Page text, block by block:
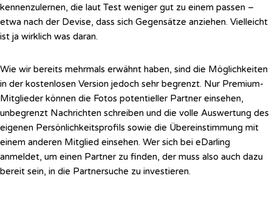
kennenzulernen, die laut Test weniger gut zu einem passen –
etwa nach der Devise, dass sich Gegensätze anziehen. Vielleicht
ist ja wirklich was daran.
Wie wir bereits mehrmals erwähnt haben, sind die Möglichkeiten
in der kostenlosen Version jedoch sehr begrenzt. Nur Premium-
Mitglieder können die Fotos potentieller Partner einsehen,
unbegrenzt Nachrichten schreiben und die volle Auswertung des
eigenen Persönlichkeitsprofils sowie die Übereinstimmung mit
einem anderen Mitglied einsehen. Wer sich bei eDarling
anmeldet, um einen Partner zu finden, der muss also auch dazu
bereit sein, in die Partnersuche zu investieren.